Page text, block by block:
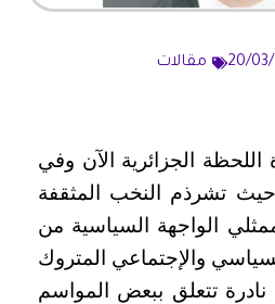
20/ مقالات
الجزائرية الآن وفي
تشرذم النخب المثقفة
الواجهة السياسية من
والإجتماعي المتروك
نادرة تتعلق ببعض المواسم